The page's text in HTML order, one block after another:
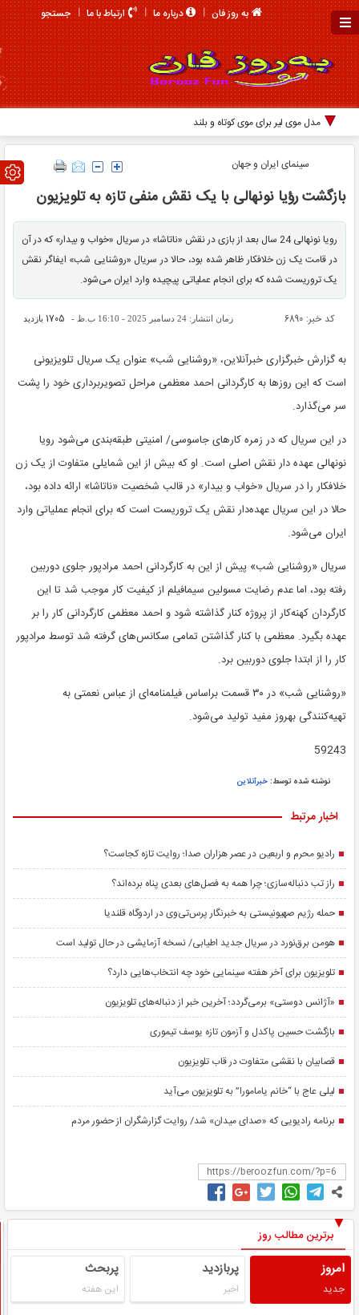
به روز فان درباره ما ارتباط با ما جستجو
مدل موی لیر برای موی کوتاه و بلند
سینمای ایران و جهان
بازگشت رؤیا نونهالی با یک نقش منفی تازه به تلویزیون
رویا نونهالی 24 سال بعد از بازی در نقش «ناتاشا» در سریال «خواب و بیدار» که در آن
در قامت یک زن خلافکار ظاهر شده بود، حالا در سریال «روشنایی شب» ایفاگر نقش
یک تروریست شده که برای انجام عملیاتی پیچیده وارد ایران می‌شود.
کد خبر: 6890 زمان انتشار: 24 دسامبر 2025 - 16:10 ب.ظ - 1705 بازدید
به گزارش خبرگزاری خبرآنلاین، «روشنایی شب» عنوان یک سریال تلویزیونی
است که این روزها به کارگردانی احمد معظمی مراحل تصویربرداری خود را پشت
سر می‌گذارد.
در این سریال که در زمره کارهای جاسوسی/ امنیتی طبقه‌بندی می‌شود رویا
نونهالی عهده دار نقش اصلی است. او که بیش از این شمایلی متفاوت از یک زن
خلافکار را در سریال «خواب و بیدار» در قالب شخصیت «ناتاشا» ارائه داده بود،
حالا در این سریال عهده‌دار نقش یک تروریست است که برای انجام عملیاتی وارد
ایران می‌شود.
سریال «روشنایی شب» پیش از این به کارگردانی احمد مرادپور جلوی دوربین
رفته بود، اما عدم رضایت مسولین سیمافیلم از کیفیت کار موجب شد تا این
کارگردان کهنه‌کار از پروژه کنار گذاشته شود و احمد معظمی کارگردانی کار را بر
عهده بگیرد. معظمی با کنار گذاشتن تمامی سکانس‌های گرفته شد توسط مرادپور
کار را از ابتدا جلوی دوربین برد.
«روشنایی شب» در ۳۰ قسمت براساس فیلمنامه‌ای از عباس نعمتی به
تهیه‌کنندگی بهروز مفید تولید می‌شود.
59243
نوشته شده توسط:خبرآنلاین
اخبار مرتبط
رادیو محرم و اربعین در عصر هزاران صدا؛ روایت تازه کجاست؟
راز تب دنباله‌سازی؛ چرا همه به فصل‌های بعدی پناه برده‌اند؟
حمله رژیم صهیونیستی به خبرنگار پرس‌تی‌وی در اردوگاه قلندیا
هومن برق‌نورد در سریال جدید اطیابی/ نسخه آزمایشی در حال تولید است
تلویزیون برای آخر هفته سینمایی خود چه انتخاب‌هایی دارد؟
«آژانس دوستی» برمی‌گردد؛ آخرین خبر از دنباله‌های تلویزیون
بازگشت حسین پاکدل و آزمون تازه یوسف تیموری
قصابیان با نقشی متفاوت در قاب تلویزیون
لیلی عاج با “خانم یامامورا” به تلویزیون می‌آید
برنامه رادیویی که «صدای میدان» شد/ روایت گزارشگران از حضور مردم
برترین مطالب روز
امروز
جدید
پربازدید
اخیر
پربحث
این هفته